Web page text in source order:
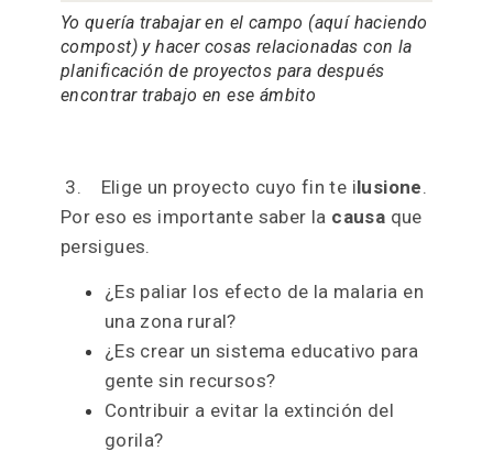
2. Busca de forma enfocada aese
trabajo y esas habilidadesprofesionales
que quieres desarrollar
Yo quería trabajar en el campo (aquí haciendo
compost) y hacer cosas relacionadas con la
planificación de proyectos para después
encontrar trabajo en ese ámbito